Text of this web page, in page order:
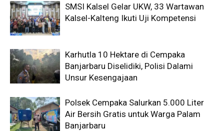
SMSI Kalsel Gelar UKW, 33 Wartawan
Kalsel-Kalteng Ikuti Uji Kompetensi
Karhutla 10 Hektare di Cempaka
Banjarbaru Diselidiki, Polisi Dalami
Unsur Kesengajaan
Polsek Cempaka Salurkan 5.000 Liter
Air Bersih Gratis untuk Warga Palam
Banjarbaru